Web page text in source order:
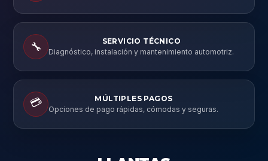
🔧
SERVICIO TÉCNICO
Diagnóstico, instalación y mantenimiento automotriz.
💳
MÚLTIPLES PAGOS
Opciones de pago rápidas, cómodas y seguras.